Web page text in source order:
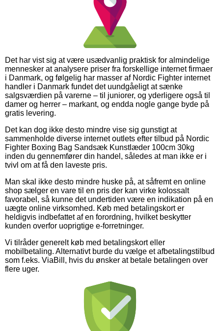
Det har vist sig at være usædvanlig praktisk for almindelige
mennesker at analysere priser fra forskellige internet firmaer
i Danmark, og følgelig har masser af Nordic Fighter internet
handler i Danmark fundet det uundgåeligt at sænke
salgsværdien på varerne – til juniorer, og yderligere også til
damer og herrer – markant, og endda nogle gange byde på
gratis levering.
Det kan dog ikke desto mindre vise sig gunstigt at
sammenholde diverse internet outlets efter tilbud på Nordic
Fighter Boxing Bag Sandsæk Kunstlæder 100cm 30kg
inden du gennemfører din handel, således at man ikke er i
tvivl om at få den laveste pris.
Man skal ikke desto mindre huske på, at såfremt en online
shop sælger en vare til en pris der kan virke kolossalt
favorabel, så kunne det undertiden være en indikation på en
uægte online virksomhed. Køb med betalingskort er
heldigvis indbefattet af en forordning, hvilket beskytter
kunden overfor uoprigtige e-forretninger.
Vi tilråder generelt køb med betalingskort eller
mobilbetaling. Alternativt burde du vælge et afbetalingstilbud
som f.eks. ViaBill, hvis du ønsker at betale betalingen over
flere uger.